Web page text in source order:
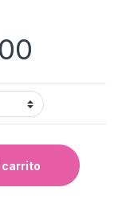
carrito